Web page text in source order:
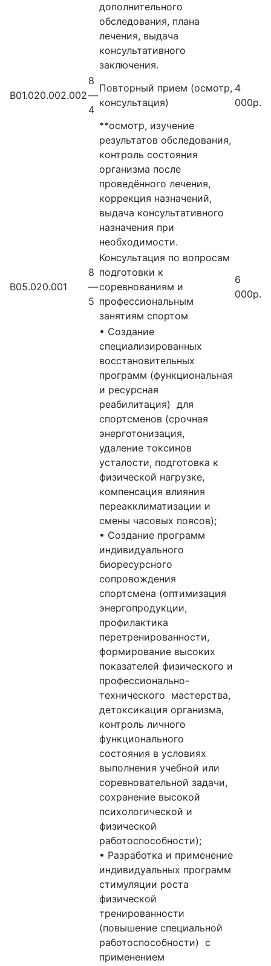
дополнительного
обследования, плана
лечения, выдача
консультативного
заключения.
В01.020.002.002
8
—
4
Повторный прием (осмотр,
консультация)
4
000р.
**осмотр, изучение
результатов обследования,
контроль состояния
организма после
проведённого лечения,
коррекция назначений,
выдача консультативного
назначения при
необходимости.
В05.020.001
8
—
5
Консультация по вопросам
подготовки к
соревнованиям и
профессиональным
занятиям спортом
6
000р.
• Создание
специализированных
восстановительных
программ (функциональная
и ресурсная
реабилитация) для
спортсменов (срочная
энерготонизация,
удаление токсинов
усталости, подготовка к
физической нагрузке,
компенсация влияния
переакклиматизации и
смены часовых поясов);
• Создание программ
индивидуального
биоресурсного
сопровождения
спортсмена (оптимизация
энергопродукции,
профилактика
перетренированности,
формирование высоких
показателей физического и
профессионально-
технического мастерства,
детоксикация организма,
контроль личного
функционального
состояния в условиях
выполнения учебной или
соревновательной задачи,
сохранение высокой
психологической и
физической
работоспособности);
• Разработка и применение
индивидуальных программ
стимуляции роста
физической
тренированности
(повышение специальной
работоспособности) с
применением